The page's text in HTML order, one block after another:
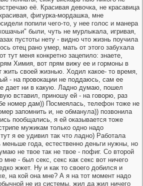
её. Красивая девочка, не красавица
фигурка-мордашка, мне
попили чего-то, у нее голос и манера
были, чуть не мурлыкала, игривая,
пустоты нету - видно что жизнь поучила
отец рано умер, мать от этого забухала
тут меня конкретно зацепило: знаете,
Химия, вот прям вижу ее и гормоны в
жить своей жизнью. Ходил какое- то время,
- на провокации не поддаюсь, сам ее
дает ни в какую. Ладно думаю, пошел
вставил, приношу ей - на говорю, раз
номер дам)) Посмеялась, телефон тоже не
запомнить и, не обманула)) позвонила
пообщались, я ей оказывается тоже
мужикам только одно надо
я ее удивил так что ладно) Работала
меньше года, естественно деньги нужны, но
не твое так не твое - пофиг. Со второй
мне - был секс, секс как секс вот ничего
жжет. Ну и как то своего добился и
на кой она мне? А я на тот момент надо
не из системы, жил да жил ничего